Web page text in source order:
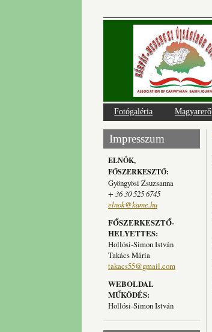
Fotógaléria Magyarerő
Impresszum
ELNÖK,
FŐSZERKESZTŐ:
Gyöngyösi Zsuzsanna
+ 36 30 525 6745
elnok@kame.hu
FŐSZERKESZTŐ-
HELYETTES:
Hollósi-Simon István
Takács Mária
takacs55@gmail.com
WEBOLDAL
MŰKÖDÉS:
Hollósi-Simon István